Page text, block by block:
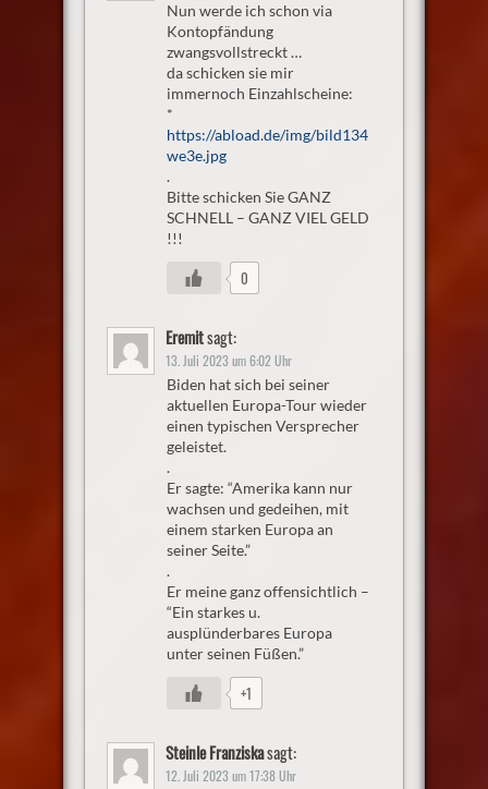
Nun werde ich schon via
Kontopfändung
zwangsvollstreckt …
da schicken sie mir
immernoch Einzahlscheine:
*
https://abload.de/img/bild134
we3e.jpg
.
Bitte schicken Sie GANZ
SCHNELL – GANZ VIEL GELD
!!!
0
Eremitsagt:
13. Juli 2023 um 6:02 Uhr
Biden hat sich bei seiner
aktuellen Europa-Tour wieder
einen typischen Versprecher
geleistet.
.
Er sagte: “Amerika kann nur
wachsen und gedeihen, mit
einem starken Europa an
seiner Seite.”
.
Er meine ganz offensichtlich –
“Ein starkes u.
ausplünderbares Europa
unter seinen Füßen.”
+1
Steinle Franziskasagt:
12. Juli 2023 um 17:38 Uhr